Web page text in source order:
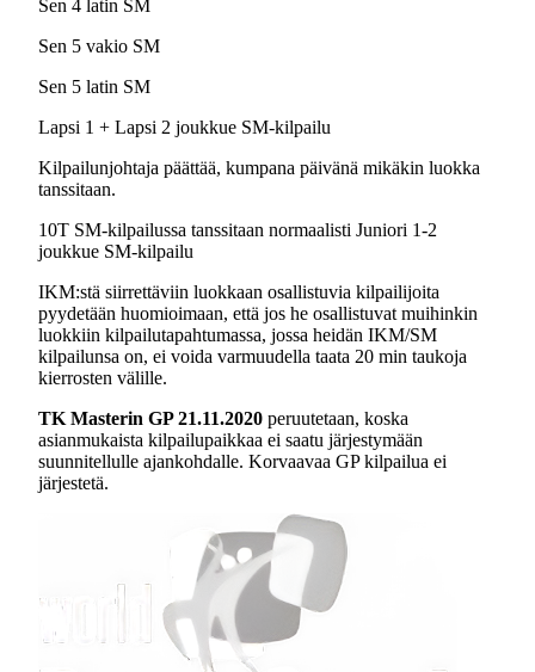
Sen 4 latin SM
Sen 5 vakio SM
Sen 5 latin SM
Lapsi 1 + Lapsi 2 joukkue SM-kilpailu
Kilpailunjohtaja päättää, kumpana päivänä mikäkin luokka
tanssitaan.
10T SM-kilpailussa tanssitaan normaalisti Juniori 1-2
joukkue SM-kilpailu
IKM:stä siirrettäviin luokkaan osallistuvia kilpailijoita
pyydetään huomioimaan, että jos he osallistuvat muihinkin
luokkiin kilpailutapahtumassa, jossa heidän IKM/SM
kilpailunsa on, ei voida varmuudella taata 20 min taukoja
kierrosten välille.
TK Masterin GP 21.11.2020 peruutetaan, koska
asianmukaista kilpailupaikkaa ei saatu järjestymään
suunnitellulle ajankohdalle. Korvaavaa GP kilpailua ei
järjestetä.